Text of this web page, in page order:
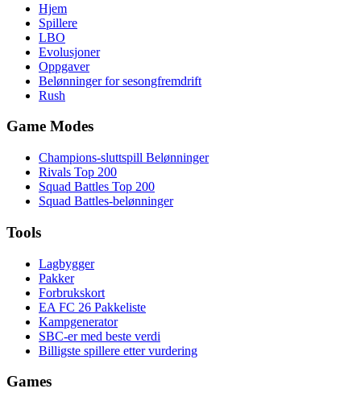
Hjem
Spillere
LBO
Evolusjoner
Oppgaver
Belønninger for sesongfremdrift
Rush
Game Modes
Champions-sluttspill Belønninger
Rivals Top 200
Squad Battles Top 200
Squad Battles-belønninger
Tools
Lagbygger
Pakker
Forbrukskort
EA FC 26 Pakkeliste
Kampgenerator
SBC-er med beste verdi
Billigste spillere etter vurdering
Games